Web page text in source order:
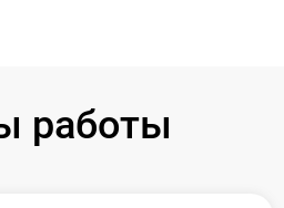
работы